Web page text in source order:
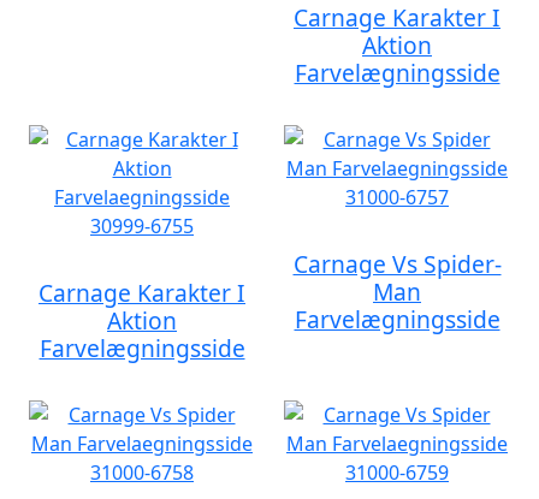
Carnage Karakter I
Aktion
Farvelægningsside
Carnage Karakter I
Aktion
Farvelægningsside
Carnage Vs Spider-
Man
Farvelægningsside